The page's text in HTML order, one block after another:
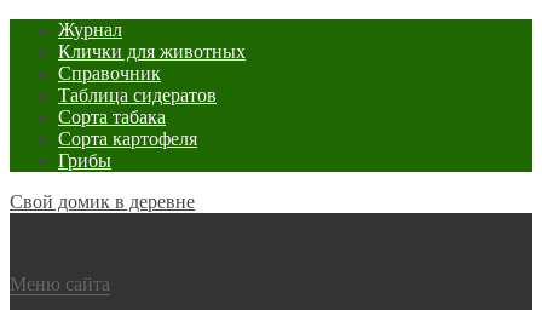
Журнал
Клички для животных
Справочник
Таблица сидератов
Сорта табака
Сорта картофеля
Грибы
Свой домик в деревне
Меню сайта